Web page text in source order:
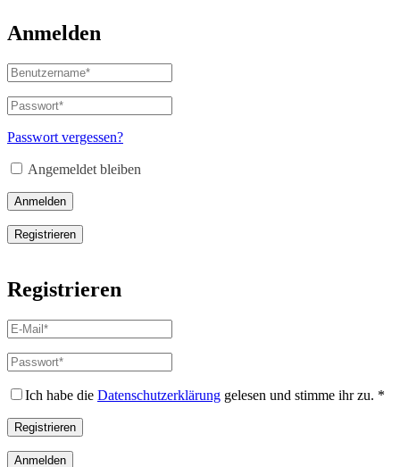
Anmelden
Benutzername
oder
E-
Mail-
Adresse*
Passwort*
Erforderlich
Passwort vergessen?
Angemeldet bleiben
Anmelden
Registrieren
Registrieren
E-
Mail-
Adresse*
Erforderlich
Passwort*
Erforderlich
Ich habe die Datenschutzerklärung gelesen und stimme ihr zu. *
Registrieren
Anmelden